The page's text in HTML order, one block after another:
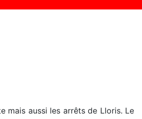
mais aussi les arrêts de Lloris. Le